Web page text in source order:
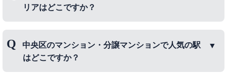
リアはどこですか？
アは、月島 、勝どき 、晴海などです。
中央区のマンション・分譲マンションで人気の駅
はどこですか？